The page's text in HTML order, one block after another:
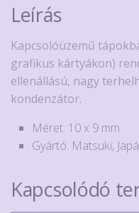
EPLC
mennyiség
Leírás
Kapcsolóüzemű
grafikus kártyákon)
ellenállású, nagy
kondenzátor.
Méret: 10 x 9 mm
Gyártó: Matsuki,
Kapcsolódó